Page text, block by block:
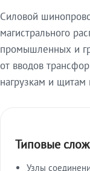
Силовой
магистрального
промышленных и
от вводов
нагрузкам и щитам
Типовые
Узлы